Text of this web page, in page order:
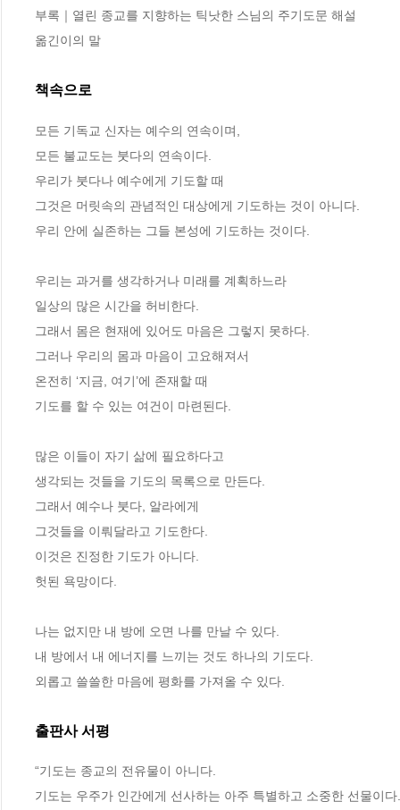
부록｜열린 종교를 지향하는 틱낫한 스님의 주기도문 해설
옮긴이의 말
책속으로
모든 기독교 신자는 예수의 연속이며,
모든 불교도는 붓다의 연속이다.
우리가 붓다나 예수에게 기도할 때
그것은 머릿속의 관념적인 대상에게 기도하는 것이 아니다.
우리 안에 실존하는 그들 본성에 기도하는 것이다.
우리는 과거를 생각하거나 미래를 계획하느라
일상의 많은 시간을 허비한다.
그래서 몸은 현재에 있어도 마음은 그렇지 못하다.
그러나 우리의 몸과 마음이 고요해져서
온전히 ‘지금, 여기’에 존재할 때
기도를 할 수 있는 여건이 마련된다.
많은 이들이 자기 삶에 필요하다고
생각되는 것들을 기도의 목록으로 만든다.
그래서 예수나 붓다, 알라에게
그것들을 이뤄달라고 기도한다.
이것은 진정한 기도가 아니다.
헛된 욕망이다.
나는 없지만 내 방에 오면 나를 만날 수 있다.
내 방에서 내 에너지를 느끼는 것도 하나의 기도다.
외롭고 쓸쓸한 마음에 평화를 가져올 수 있다.
출판사 서평
“기도는 종교의 전유물이 아니다.
기도는 우주가 인간에게 선사하는 아주 특별하고 소중한 선물이다